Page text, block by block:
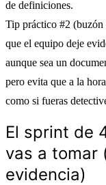
de definiciones.
Tip práctico #2 (buzón
que el equipo deje
aunque sea un
pero evita que a la
como si fueras
El sprint de
vas a tomar
evidencia)